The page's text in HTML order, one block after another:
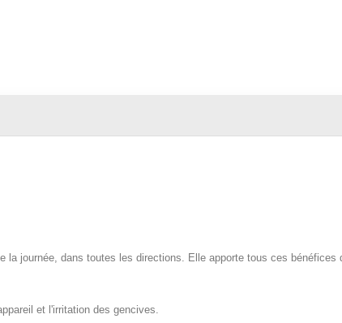
la journée, dans toutes les directions. Elle apporte tous ces
et l'irritation des gencives.